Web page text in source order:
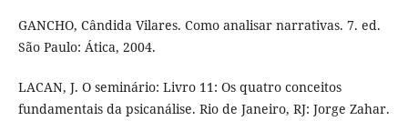
GANCHO, Cândida Vilares. Como analisar narrativas. 7. ed.
São Paulo: Ática, 2004.
LACAN, J. O seminário: Livro 11: Os quatro conceitos
fundamentais da psicanálise. Rio de Janeiro, RJ: Jorge Zahar.